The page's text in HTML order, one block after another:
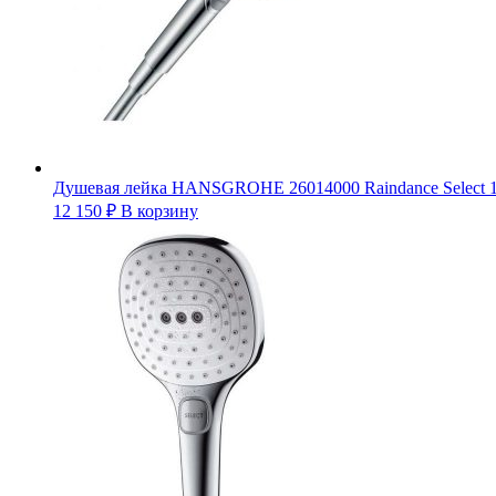
Душевая лейка HANSGROHE 26014000 Raindance Select
12 150 ₽ В корзину